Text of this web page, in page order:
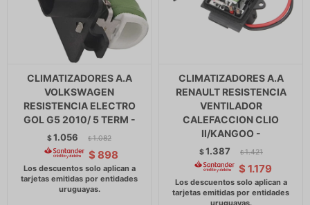
CLIMATIZADORES A.A
VOLKSWAGEN
RESISTENCIA ELECTRO
GOL G5 2010/ 5 TERM -
$1.056 $ 1.082
$ 898
CLIMATIZADORES A.A
RENAULT RESISTENCIA
VENTILADOR
CALEFACCION CLIO
II/KANGOO -
$1.387 $ 1.421
$ 1.179